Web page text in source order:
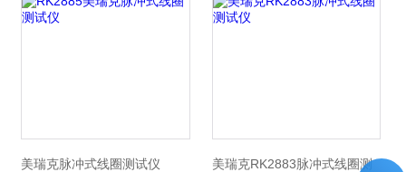
美瑞克脉冲式线圈测试仪 美瑞克RK2883脉冲式线圈测